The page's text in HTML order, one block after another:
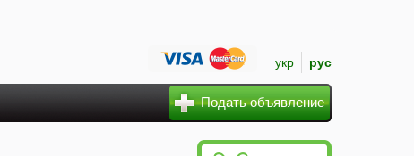
укр рус
Подать объявление